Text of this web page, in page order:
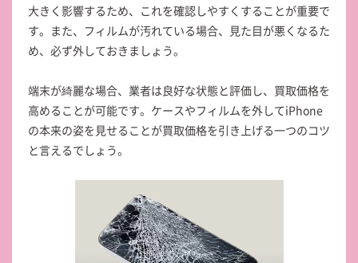
大きく影響するため、これを確認しやすくすることが重要で
す。また、フィルムが汚れている場合、見た目が悪くなるた
め、必ず外しておきましょう。
端末が綺麗な場合、業者は良好な状態と評価し、買取価格を
高めることが可能です。ケースやフィルムを外してiPhone
の本来の姿を見せることが買取価格を引き上げる一つのコツ
と言えるでしょう。